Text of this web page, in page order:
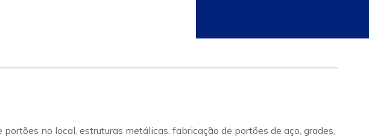
no local, estruturas metálicas, fabricação de portões de aço, grades,